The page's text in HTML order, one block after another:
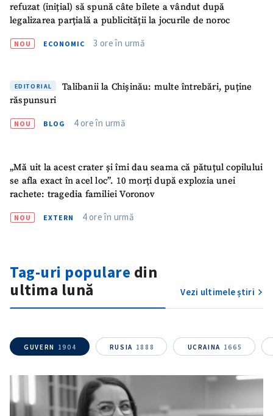
refuzat (inițial) să spună câte bilete a vândut după
legalizarea parțială a publicității la jocurile de noroc
NOU ECONOMIC 3 ore în urmă
EDITORIAL
Talibanii la Chișinău: multe întrebări, puține
răspunsuri
NOU BLOG 4 ore în urmă
„Mă uit la acest crater și îmi dau seama că pătuțul copilului
se afla exact în acel loc”. 10 morți după explozia unei
rachete: tragedia familiei Voronov
NOU EXTERN 4 ore în urmă
Tag-uri populare din
ultima lună
Vezi ultimele știri
GUVERN 1904 RUSIA 1888 UCRAINA 1665